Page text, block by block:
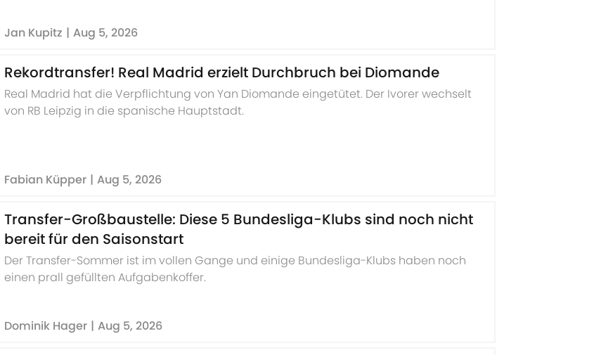
Jan Kupitz | Aug 5, 2026
Rekordtransfer! Real Madrid erzielt Durchbruch bei Diomande
Real Madrid hat die Verpflichtung von Yan Diomande eingetütet. Der Ivorer wechselt
von RB Leipzig in die spanische Hauptstadt.
Fabian Küpper | Aug 5, 2026
Transfer-Großbaustelle: Diese 5 Bundesliga-Klubs sind noch nicht
bereit für den Saisonstart
Der Transfer-Sommer ist im vollen Gange und einige Bundesliga-Klubs haben noch
einen prall gefüllten Aufgabenkoffer.
Dominik Hager | Aug 5, 2026